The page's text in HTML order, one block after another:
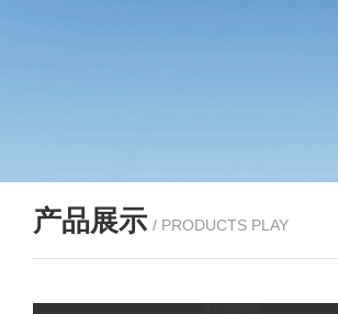
产品展示 / PRODUCTS PLAY